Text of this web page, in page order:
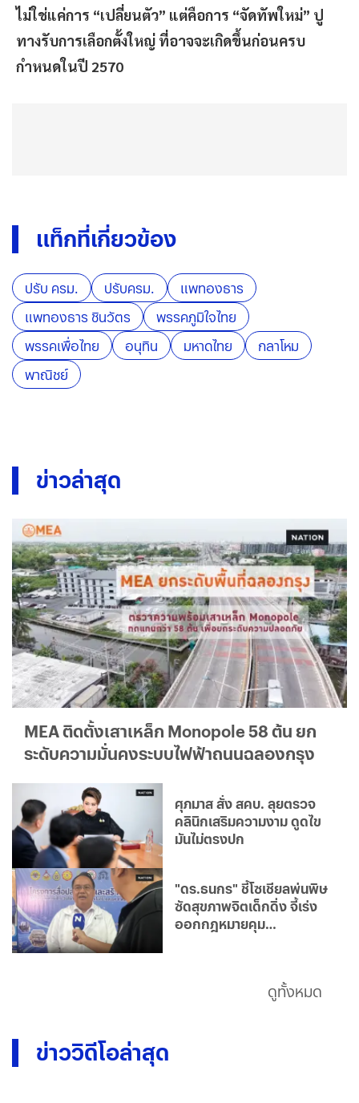
ไม่ใช่แค่การ “เปลี่ยนตัว” แต่คือการ “จัดทัพใหม่” ปู
ทางรับการเลือกตั้งใหญ่ ที่อาจจะเกิดขึ้นก่อนครบ
กำหนดในปี 2570
แท็กที่เกี่ยวข้อง
ปรับ ครม. ปรับครม.
แพทองธาร
แพทองธาร ชินวัตร
พรรคภูมิใจไทย
พรรคเพื่อไทย
อนุทิน มหาดไทย
กลาโหม
พาณิชย์
ข่าวล่าสุด
MEA ติดตั้งเสาเหล็ก Monopole 58 ต้น ยก
ระดับความมั่นคงระบบไฟฟ้าถนนฉลองกรุง
ศุภมาส สั่ง สคบ. ลุยตรวจ
คลินิกเสริมความงาม ดูดไข
มันไม่ตรงปก
"ดร.ธนกร" ชี้โซเชียลพ่นพิษ
ซัดสุขภาพจิตเด็กดิ่ง จี้เร่ง
ออกกฎหมายคุม
ดูทั้งหมด
ข่าววิดีโอล่าสุด